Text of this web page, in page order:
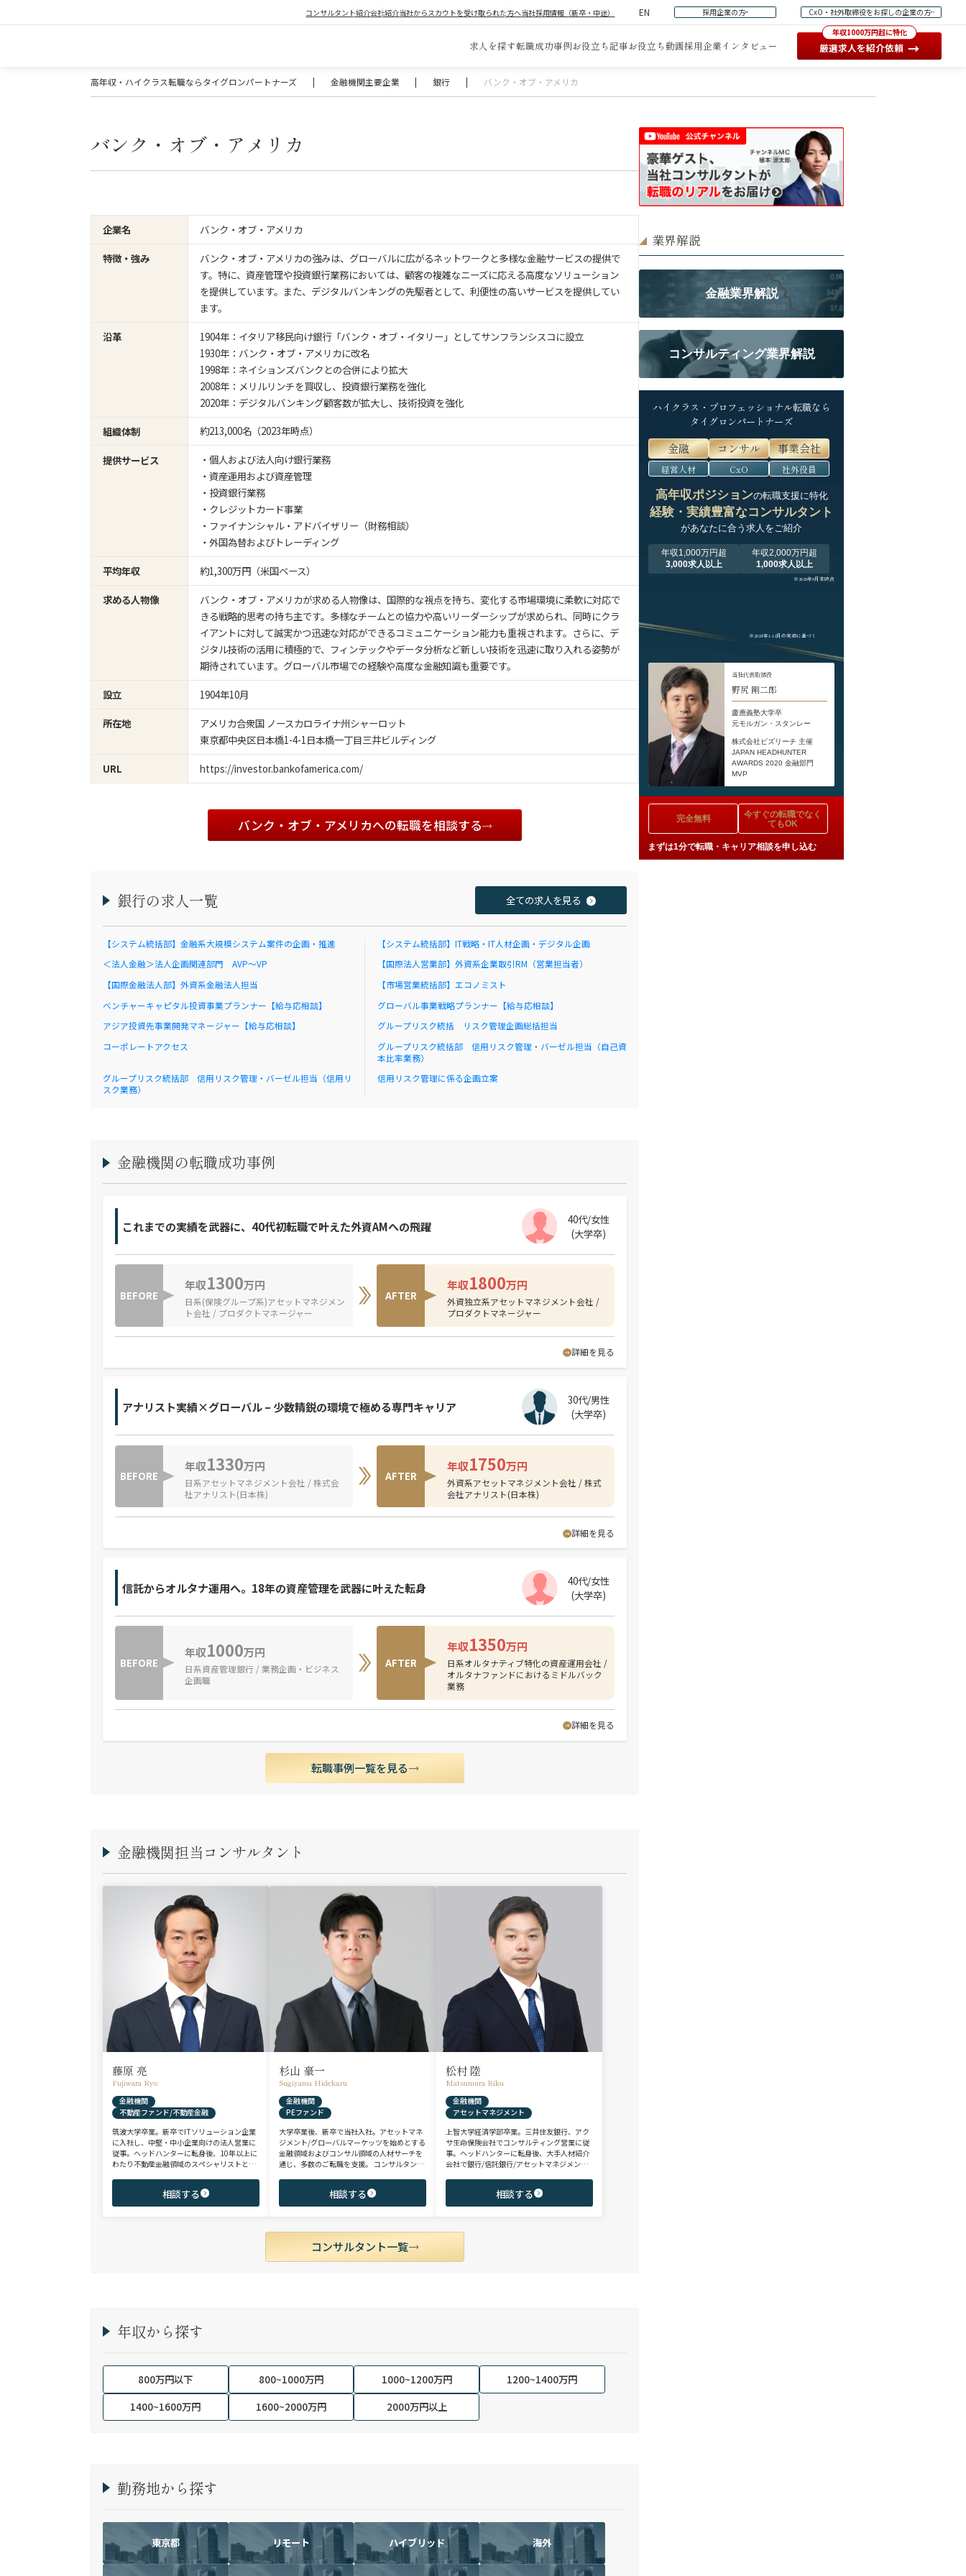
コンサルタント紹介会社紹介当社からスカウトを受け取られた方へ当社採用情報（新卒・中途） EN 採用企業の方 CxO・社外取締役をお探しの企業の方
求人を探す転職成功事例お役立ち記事お役立ち動画採用企業インタビュー
年収1000万円超に特化
厳選求人を紹介依頼 →
高年収・ハイクラス転職ならタイグロンパートナーズ | 金融機関主要企業 | 銀行 | バンク・オブ・アメリカ
バンク・オブ・アメリカ
企業名 バンク・オブ・アメリカ
特徴・強み
バンク・オブ・アメリカの強みは、グローバルに広がるネットワークと多様な金融サービスの提供で
す。特に、資産管理や投資銀行業務においては、顧客の複雑なニーズに応える高度なソリューション
を提供しています。また、デジタルバンキングの先駆者として、利便性の高いサービスを提供してい
ます。
沿革
1904年：イタリア移民向け銀行「バンク・オブ・イタリー」としてサンフランシスコに設立
1930年：バンク・オブ・アメリカに改名
1998年：ネイションズバンクとの合併により拡大
2008年：メリルリンチを買収し、投資銀行業務を強化
2020年：デジタルバンキング顧客数が拡大し、技術投資を強化
組織体制 約213,000名（2023年時点）
提供サービス
・個人および法人向け銀行業務
・資産運用および資産管理
・投資銀行業務
・クレジットカード事業
・ファイナンシャル・アドバイザリー（財務相談）
・外国為替およびトレーディング
平均年収 約1,300万円（米国ベース）
求める人物像
バンク・オブ・アメリカが求める人物像は、国際的な視点を持ち、変化する市場環境に柔軟に対応で
きる戦略的思考の持ち主です。多様なチームとの協力や高いリーダーシップが求められ、同時にクラ
イアントに対して誠実かつ迅速な対応ができるコミュニケーション能力も重視されます。さらに、デ
ジタル技術の活用に積極的で、フィンテックやデータ分析など新しい技術を迅速に取り入れる姿勢が
期待されています。グローバル市場での経験や高度な金融知識も重要です。
設立 1904年10月
所在地
アメリカ合衆国 ノースカロライナ州シャーロット
東京都中央区日本橋1-4-1日本橋一丁目三井ビルディング
URL https://investor.bankofamerica.com/
バンク・オブ・アメリカへの転職を相談する
銀行の求人一覧 全ての求人を見る
【システム統括部】金融系大規模システム案件の企画・推進
【システム統括部】IT戦略・IT人材企画・デジタル企画
＜法人金融＞法人企画関連部門 AVP～VP
【国際法人営業部】外資系企業取引RM（営業担当者）
【国際金融法人部】外資系金融法人担当
【市場営業統括部】エコノミスト
ベンチャーキャピタル投資事業プランナー【給与応相談】
グローバル事業戦略プランナー【給与応相談】
アジア投資先事業開発マネージャー【給与応相談】
グループリスク統括 リスク管理企画総括担当
コーポレートアクセス
グループリスク統括部 信用リスク管理・バーゼル担当（自己資
本比率業務）
グループリスク統括部 信用リスク管理・バーゼル担当（信用リ
スク業務）
信用リスク管理に係る企画立案
金融機関の転職成功事例
これまでの実績を武器に、40代初転職で叶えた外資AMへの飛躍
40代/女性
(大学卒)
BEFORE
年収1300万円
日系(保険グループ系)アセットマネジメン
ト会社 / プロダクトマネージャー
AFTER
年収1800万円
外資独立系アセットマネジメント会社 /
プロダクトマネージャー
詳細を見る
アナリスト実績×グローバル – 少数精鋭の環境で極める専門キャリア
30代/男性
(大学卒)
BEFORE
年収1330万円
日系アセットマネジメント会社 / 株式会
社アナリスト(日本株)
AFTER
年収1750万円
外資系アセットマネジメント会社 / 株式
会社アナリスト(日本株)
詳細を見る
信託からオルタナ運用へ。18年の資産管理を武器に叶えた転身
40代/女性
(大学卒)
BEFORE
年収1000万円
日系資産管理銀行 / 業務企画・ビジネス
企画職
AFTER
年収1350万円
日系オルタナティブ特化の資産運用会社 /
オルタナファンドにおけるミドルバック
業務
詳細を見る
転職事例一覧を見る
金融機関担当コンサルタント
藤原 亮
Fujiwara Ryo
金融機関
不動産ファンド/不動産金融
筑波大学卒業。新卒でITソリューション企業
に入社し、中堅・中小企業向けの法人営業に
従事。ヘッドハンターに転身後、10年以上に
わたり不動産金融領域のスペシャリストとし
財務/経理/IRなど、フロントからミドル・バ
ックまで、幅広いポジションで100名以上の
ご支援実績を誇る。また、首都圏に加え、関
相談する
杉山 豪一
Sugiyama Hidekazu
金融機関
PEファンド
大学卒業後、新卒で当社入社。アセットマネ
ジメント/グローバルマーケッツを始めとする
金融領域およびコンサル領域の人材サーチを
通じ、多数のご転職を支援。 コンサルタント
域を中心に、異業種からの転身を目指す未経
験のハイポテンシャル層やさらなるキャリア
ップを狙うミドル～ハイクラス層をご支援。
相談する
松村 陸
Matsumura Riku
金融機関
アセットマネジメント
上智大学経済学部卒業。三井住友銀行、アク
サ生命保険会社でコンサルティング営業に従
事。ヘッドハンターに転身後、大手人材紹介
会社で銀行/信託銀行/アセットマネジメント
の営業職・企画職から運用部門の専門職まで
豊富な転職支援実績。日系/外資系、経験者/
未経験者を問わず幅広いポジションでご支援
相談する
コンサルタント一覧
年収から探す
800万円以下 800~1000万円 1000~1200万円
1200~1400万円
1400~1600万円
1600~2000万円 2000万円以上
勤務地から探す
東京都 リモート ハイブリッド 海外
業界解説
金融業界解説
コンサルティング業界解説
ハイクラス・プロフェッショナル転職なら
タイグロンパートナーズ
金融 コンサル 事業会社
経営人材 CxO 社外役員
高年収ポジションの転職支援に特化
経験・実績豊富なコンサルタント
があなたに合う求人をご紹介
年収1,000万円超
3,000求人以上
年収2,000万円超
1,000求人以上
※2025年9月末時点
※2024年1-12月の実績に基づく
当社代表取締役
野尻 剛二郎
慶應義塾大学卒
元モルガン・スタンレー
株式会社ビズリーチ 主催
JAPAN HEADHUNTER
AWARDS 2020 金融部門
MVP
完全無料 今すぐの転職でなく
てもOK
まずは1分で転職・キャリア相談を申し込む